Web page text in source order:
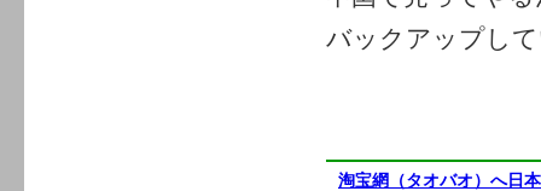
バックアップし
淘宝網（タオバオ）へ日